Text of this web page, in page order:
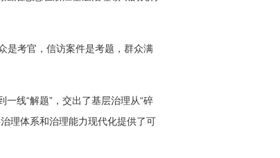
是考官，信访案件是考题，群众满
线“解题”，交出了基层治理从“碎
治理体系和治理能力现代化提供了可